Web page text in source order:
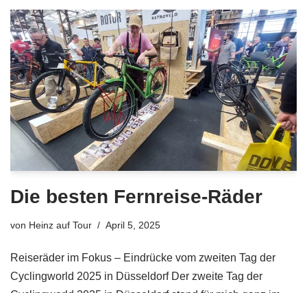
Die besten Fernreise-Räder
von Heinz auf Tour April 5, 2025
Reiseräder im Fokus – Eindrücke vom zweiten Tag der
Cyclingworld 2025 in Düsseldorf Der zweite Tag der